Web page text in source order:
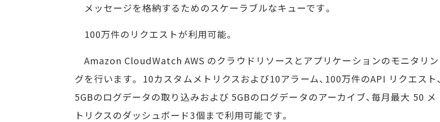
メッセージを格納するためのスケーラブルなキューです。
100万件のリクエストが利用可能。
Amazon CloudWatch AWS のクラウドリソースとアプリケーションのモニタリン
グを行います。 10カスタムメトリクスおよび10アラーム、100万件のAPI リクエスト、
5GBのログデータの取り込みおよび 5GBのログデータのアーカイブ、毎月最大 50 メ
トリクスのダッシュボード3個まで利用可能です。